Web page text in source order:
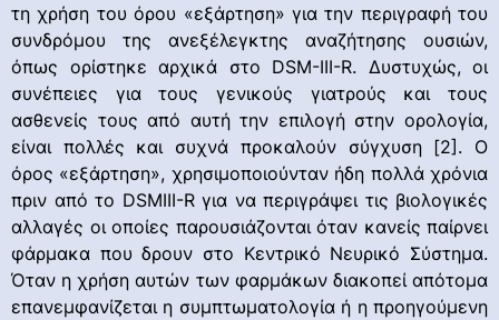
τη χρήση του όρου «εξάρτηση» για την περιγραφή του
συνδρόμου της ανεξέλεγκτης αναζήτησης ουσιών,
όπως ορίστηκε αρχικά στο DSM-III-R. Δυστυχώς, οι
συνέπειες για τους γενικούς γιατρούς και τους
ασθενείς τους από αυτή την επιλογή στην ορολογία,
είναι πολλές και συχνά προκαλούν σύγχυση [2]. Ο
όρος «εξάρτηση», χρησιμοποιούνταν ήδη πολλά χρόνια
πριν από το DSMIII-R για να περιγράψει τις βιολογικές
αλλαγές οι οποίες παρουσιάζονται όταν κανείς παίρνει
φάρμακα που δρουν στο Κεντρικό Νευρικό Σύστημα.
Όταν η χρήση αυτών των φαρμάκων διακοπεί απότομα
επανεμφανίζεται η συμπτωματολογία ή η προηγούμενη